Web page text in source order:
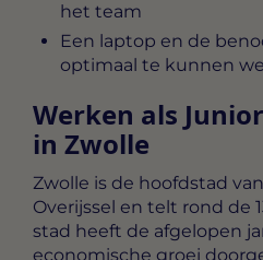
het team
Een laptop en de
optimaal te kunnen
Werken als
in Zwolle
Zwolle is de hoofdstad
Overijssel en telt rond de
stad heeft de afgelopen
economische groei